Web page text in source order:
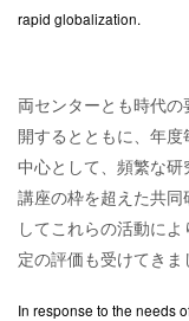
rapid globalization.
両センターとも時代
開するとともに、年
中心として、頻繁な研
講座の枠を超えた共
してこれらの活動に
定の評価も受けてきま
In response to the needs